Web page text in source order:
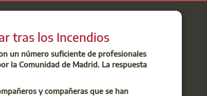
tras los Incendios
un número suficiente de profesionales
la Comunidad de Madrid. La respuesta
y compañeras que se han